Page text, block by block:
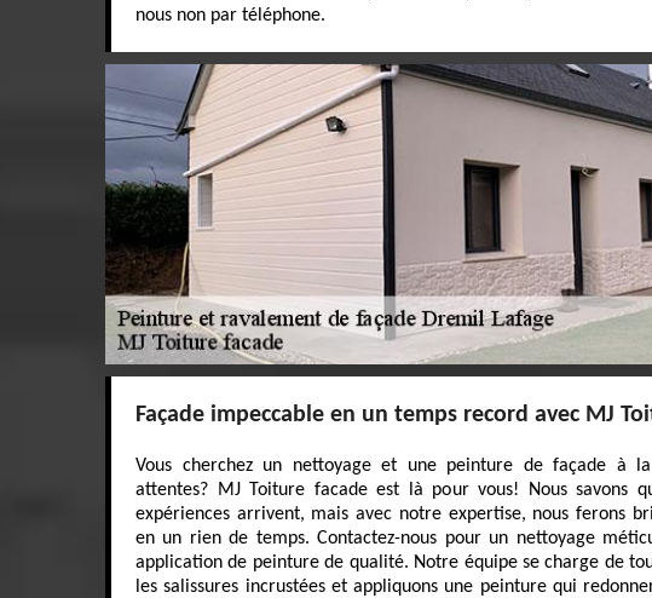
nous non par téléphone.
Façade impeccable en un temps record avec MJ
Vous cherchez un nettoyage et une peinture de façade à
attentes? MJ Toiture facade est là pour vous! Nous savons
expériences arrivent, mais avec notre expertise, nous ferons
en un rien de temps. Contactez-nous pour un nettoyage
application de peinture de qualité. Notre équipe se charge de
les salissures incrustées et appliquons une peinture qui